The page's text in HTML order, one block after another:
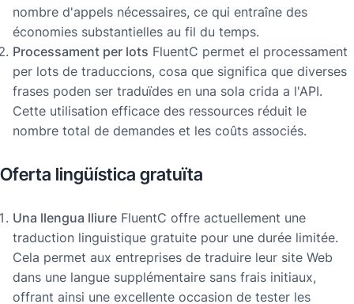
nombre d'appels nécessaires, ce qui entraîne des
économies substantielles au fil du temps.
Processament per lots FluentC permet el processament
per lots de traduccions, cosa que significa que diverses
frases poden ser traduïdes en una sola crida a l'API.
Cette utilisation efficace des ressources réduit le
nombre total de demandes et les coûts associés.
Oferta lingüística gratuïta
Una llengua lliure FluentC offre actuellement une
traduction linguistique gratuite pour une durée limitée.
Cela permet aux entreprises de traduire leur site Web
dans une langue supplémentaire sans frais initiaux,
offrant ainsi une excellente occasion de tester les